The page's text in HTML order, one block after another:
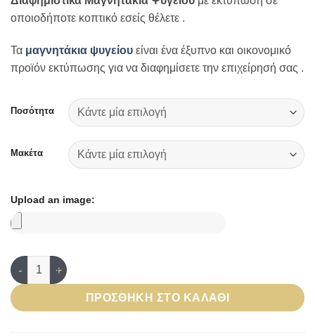
86.80€
through
409.20€
οποιοδήποτε κοπτικό εσείς θέλετε .
Τα μαγνητάκια ψυγείου είναι ένα έξυπνο και οικονομικό
προϊόν εκτύπωσης για να διαφημίσετε την επιχείρησή σας .
Ποσότητα
Μακέτα
Upload an image:
Διαφημιστικά Μαγνητάκια Ψυγείου ποσότητα
ΠΡΟΣΘΉΚΗ ΣΤΟ ΚΑΛΆΘΙ